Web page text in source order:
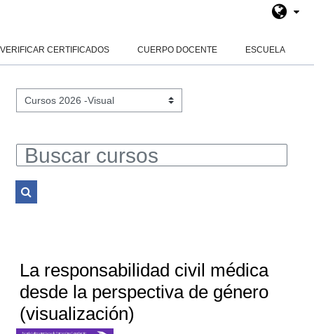
VERIFICAR CERTIFICADOS CUERPO DOCENTE ESCUELA
Categorías
Buscar cursos
La responsabilidad civil médica
desde la perspectiva de género
(visualización)